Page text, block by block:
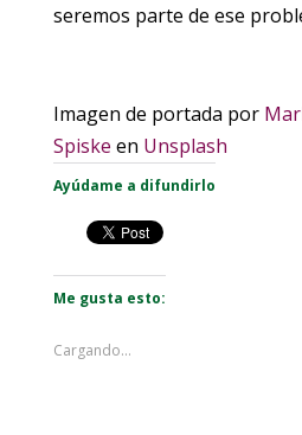
seremos parte de ese
Imagen de portada por
Spiske en Unsplash
Ayúdame a difundirlo
Me gusta esto:
Cargando...